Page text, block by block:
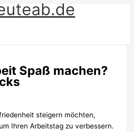
Spaß machen?
steigern möchten,
Ihren Arbeitstag zu verbessern.